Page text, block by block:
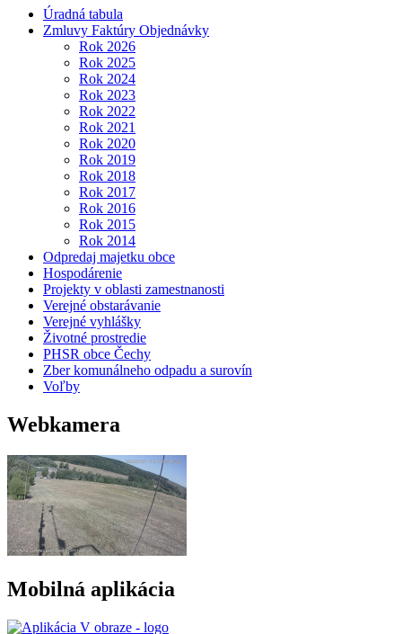
Úradná tabula
Zmluvy Faktúry Objednávky
Rok 2026
Rok 2025
Rok 2024
Rok 2023
Rok 2022
Rok 2021
Rok 2020
Rok 2019
Rok 2018
Rok 2017
Rok 2016
Rok 2015
Rok 2014
Odpredaj majetku obce
Hospodárenie
Projekty v oblasti zamestnanosti
Verejné obstarávanie
Verejné vyhlášky
Životné prostredie
PHSR obce Čechy
Zber komunálneho odpadu a surovín
Voľby
Webkamera
Mobilná aplikácia